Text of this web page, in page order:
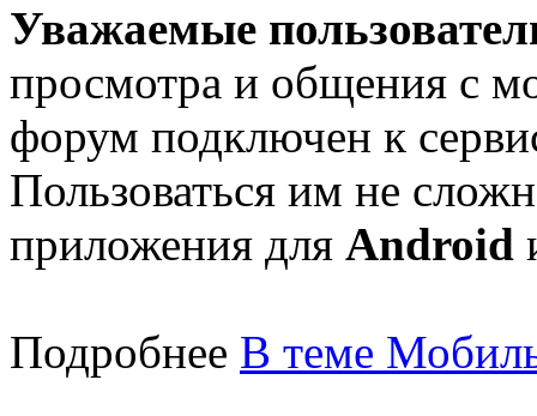
Уважаемые
просмотра и общения с
форум подключен к
Пользоваться им не
приложения для Android
Подробнее В теме